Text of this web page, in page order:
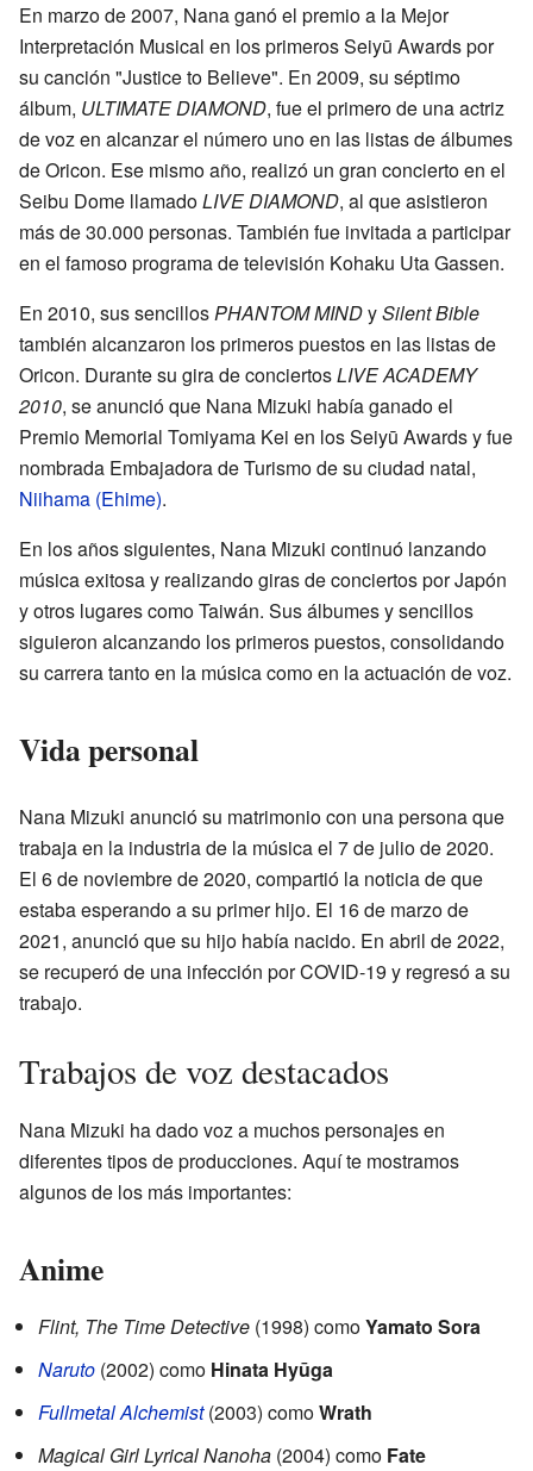
En marzo de 2007, Nana ganó el premio a la Mejor
Interpretación Musical en los primeros Seiyū Awards por
su canción "Justice to Believe". En 2009, su séptimo
álbum, ULTIMATE DIAMOND, fue el primero de una actriz
de voz en alcanzar el número uno en las listas de álbumes
de Oricon. Ese mismo año, realizó un gran concierto en el
Seibu Dome llamadoLIVE DIAMOND, al que asistieron
más de 30.000 personas. También fue invitada a participar
en el famoso programa de televisión Kohaku Uta Gassen.
En 2010, sus sencillosPHANTOM MINDySilent Bible
también alcanzaron los primeros puestos en las listas de
Oricon. Durante su gira de conciertosLIVE ACADEMY
2010, se anunció que Nana Mizuki había ganado el
Premio Memorial Tomiyama Kei en los Seiyū Awards y fue
nombrada Embajadora de Turismo de su ciudad natal,
Niihama (Ehime).
En los años siguientes, Nana Mizuki continuó lanzando
música exitosa y realizando giras de conciertos por Japón
y otros lugares como Taiwán. Sus álbumes y sencillos
siguieron alcanzando los primeros puestos, consolidando
su carrera tanto en la música como en la actuación de voz.
Vida personal
Nana Mizuki anunció su matrimonio con una persona que
trabaja en la industria de la música el 7 de julio de 2020.
El 6 de noviembre de 2020, compartió la noticia de que
estaba esperando a su primer hijo. El 16 de marzo de
2021, anunció que su hijo había nacido. En abril de 2022,
se recuperó de una infección por COVID-19 y regresó a su
trabajo.
Trabajos de voz destacados
Nana Mizuki ha dado voz a muchos personajes en
diferentes tipos de producciones. Aquí te mostramos
algunos de los más importantes:
Anime
Flint, The Time Detective (1998) comoYamato Sora
Naruto (2002) como Hinata Hyūga
Fullmetal Alchemist(2003) comoWrath
Magical Girl Lyrical Nanoha (2004) como Fate